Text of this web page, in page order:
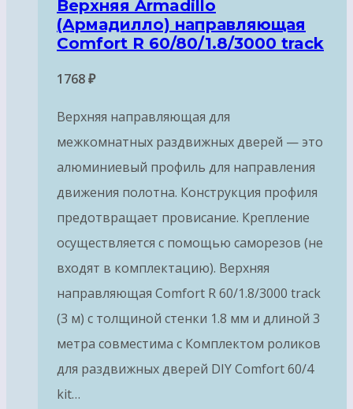
Верхняя Armadillo
(Армадилло) направляющая
Comfort R 60/80/1.8/3000 track
1768₽
Верхняя направляющая для
межкомнатных раздвижных дверей — это
алюминиевый профиль для направления
движения полотна. Конструкция профиля
предотвращает провисание. Крепление
осуществляется с помощью саморезов (не
входят в комплектацию). Верхняя
направляющая Comfort R 60/1.8/3000 track
(3 м) с толщиной стенки 1.8 мм и длиной 3
метра совместима с Комплектом роликов
для раздвижных дверей DIY Comfort 60/4
kit…